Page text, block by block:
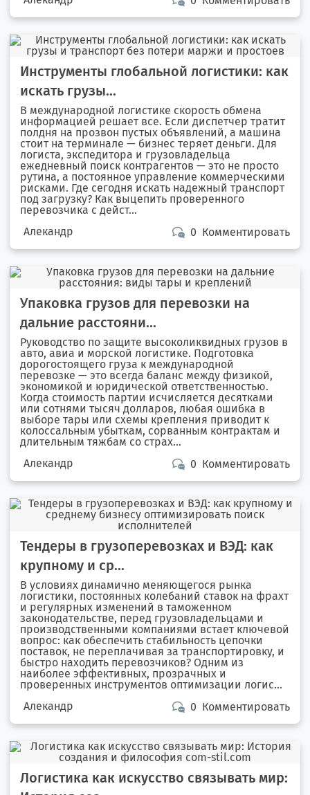
Инструменты глобальной логистики: как
искать грузы...
В международной логистике скорость обмена
информацией решает все. Если диспетчер тратит
полдня на прозвон пустых объявлений, а машина
стоит на терминале — бизнес теряет деньги. Для
логиста, экспедитора и грузовладельца
ежедневный поиск контрагентов — это не просто
рутина, а постоянное управление коммерческими
рисками. Где сегодня искать надежный транспорт
под загрузку? Как выцепить проверенного
перевозчика с дейст...
Алекандр
0 Комментировать
Упаковка грузов для перевозки на
дальние расстояни...
Руководство по защите высоколиквидных грузов в
авто, авиа и морской логистике. Подготовка
дорогостоящего груза к международной
перевозке — это всегда баланс между физикой,
экономикой и юридической ответственностью.
Когда стоимость партии исчисляется десятками
или сотнями тысяч долларов, любая ошибка в
выборе тары или схемы крепления приводит к
колоссальным убыткам, сорванным контрактам и
длительным тяжбам со страх...
Алекандр
0 Комментировать
Тендеры в грузоперевозках и ВЭД: как
крупному и ср...
В условиях динамично меняющегося рынка
логистики, постоянных колебаний ставок на фрахт
и регулярных изменений в таможенном
законодательстве, перед грузовладельцами и
производственными компаниями встает ключевой
вопрос: как обеспечить стабильность цепочки
поставок, не переплачивая за транспортировку, и
быстро находить перевозчиков? Одним из
наиболее эффективных, прозрачных и
проверенных инструментов оптимизации логис...
Алекандр
0 Комментировать
Логистика как искусство связывать мир: